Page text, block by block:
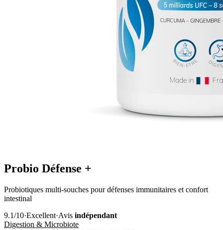
Probio Défense +
Probiotiques multi-souches pour défenses immunitaires et confort
intestinal
9.1/10·Excellent·Avis indépendant
Digestion & Microbiote